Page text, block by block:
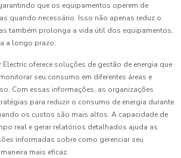
que os equipamentos operem de
quando necessário. Isso não apenas reduz o
também prolonga a vida útil dos equipamentos,
a longo prazo.
oferece soluções de gestão de energia que
seu consumo em diferentes áreas e
Com essas informações, as organizações
para reduzir o consumo de energia durante
os custos são mais altos. A capacidade de
real e gerar relatórios detalhados ajuda as
informadas sobre como gerenciar seu
mais eficaz.